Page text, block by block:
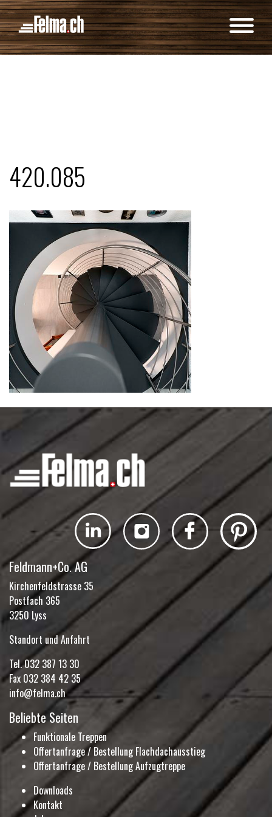
420.085
Feldmann+Co. AG
Kirchenfeldstrasse 35
Postfach 365
3250 Lyss
Standort und Anfahrt
Tel.032 387 13 30
Fax 032 384 42 35
info@felma.ch
Beliebte Seiten
Funktionale Treppen
Offertanfrage / Bestellung Flachdachausstieg
Offertanfrage / Bestellung Aufzugtreppe
Downloads
Kontakt
Cookie-Einstellungen